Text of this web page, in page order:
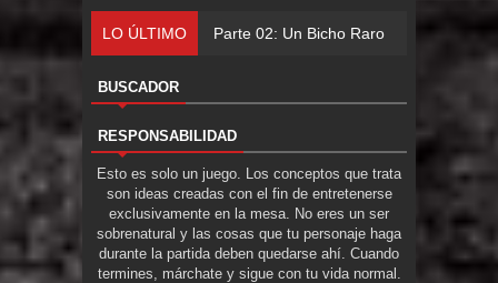
LO ÚLTIMO Parte 02: Un Bicho Raro
BUSCADOR
RESPONSABILIDAD
Esto es solo un juego. Los conceptos que trata
son ideas creadas con el fin de entretenerse
exclusivamente en la mesa. No eres un ser
sobrenatural y las cosas que tu personaje haga
durante la partida deben quedarse ahí. Cuando
termines, márchate y sigue con tu vida normal.